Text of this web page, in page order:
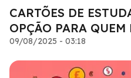
CARTÕES DE
OPÇÃO PARA QUEM
09/08/2025 - 03:18